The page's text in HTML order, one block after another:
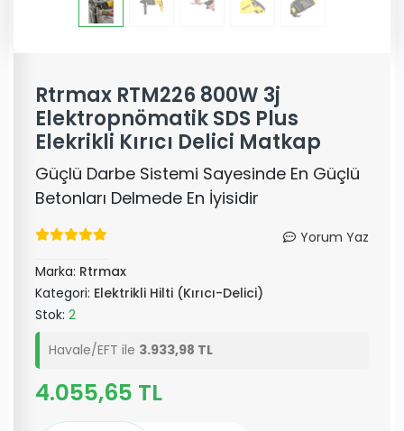
Rtrmax RTM226 800W 3j
Elektropnömatik SDS Plus
Elekrikli Kırıcı Delici Matkap
Güçlü Darbe Sistemi Sayesinde En Güçlü
Betonları Delmede En İyisidir
Yorum Yaz
Marka: Rtrmax
Kategori: Elektrikli Hilti (Kırıcı-Delici)
Stok: 2
Havale/EFT ile 3.933,98 TL
4.055,65 TL